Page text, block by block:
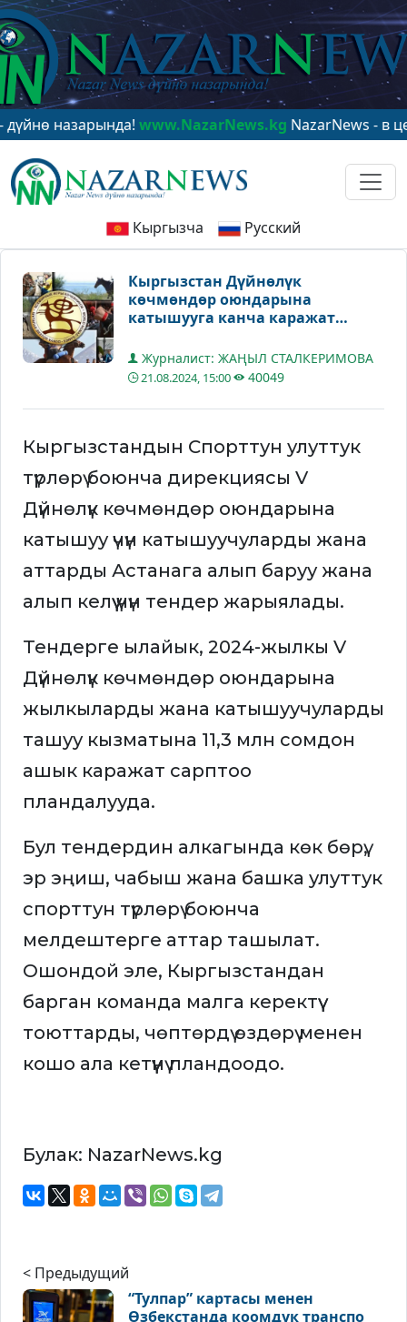
назарында!www.NazarNews.kgNazarNews - в центре
Кыргызча Русский
Кыргызстан Дүйнөлүк
көчмөндөр оюндарына
катышууга канча каражат
Журналист: ЖАҢЫЛ СТАЛКЕРИМОВА
21.08.2024, 15:00 40049
Кыргызстандын Спорттун улуттук
түрлөрү боюнча дирекциясы V
Дүйнөлүк көчмөндөр оюндарына
катышуу үчүн катышуучуларды жана
аттарды Астанага алып баруу жана
алып келүү үчүн тендер жарыялады.
Тендерге ылайык, 2024-жылкы V
Дүйнөлүк көчмөндөр оюндарына
жылкыларды жана катышуучуларды
ташуу кызматына 11,3 млн сомдон
ашык каражат сарптоо
пландалууда.
Бул тендердин алкагында көк бөрү,
эр эңиш, чабыш жана башка улуттук
спорттун түрлөрү боюнча
мелдештерге аттар ташылат.
Ошондой эле, Кыргызстандан
барган команда малга керектүү
тоюттарды, чөптөрдү өздөрү менен
кошо ала кетүүнү пландоодо.
Булак: NazarNews.kg
< Предыдущий
“Тулпар” картасы менен
Өзбекстанда коомдук транспо